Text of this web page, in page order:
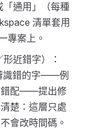
「通用」（每種
清單套用
專案上。
近錯字）：
識錯的字——例
錯配——提出修
楚：這層只處
會改時間碼。